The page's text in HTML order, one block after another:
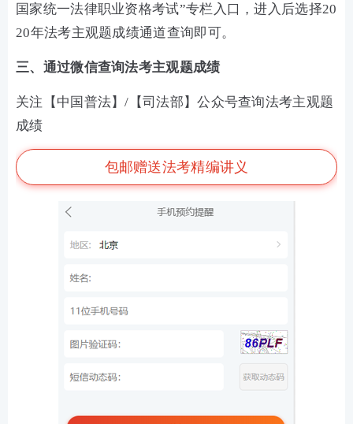
国家统一法律职业资格考试”专栏入口，进入后选择20
20年法考主观题成绩通道查询即可。
三、通过微信查询法考主观题成绩
关注【中国普法】/【司法部】公众号查询法考主观题
成绩
包邮赠送法考精编讲义